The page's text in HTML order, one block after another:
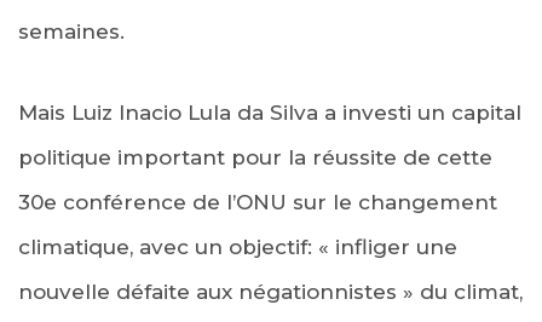
semaines.
Mais Luiz Inacio Lula da Silva a investi un capital
politique important pour la réussite de cette
30e conférence de l’ONU sur le changement
climatique, avec un objectif: « infliger une
nouvelle défaite aux négationnistes » du climat,